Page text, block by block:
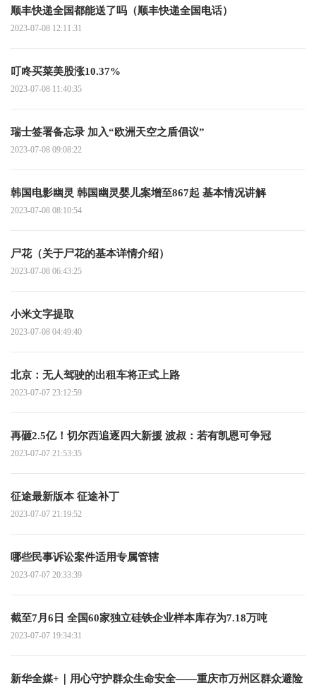
顺丰快递全国都能送了吗（顺丰快递全国电话）
2023-07-08 12:11:31
叮咚买菜美股涨10.37%
2023-07-08 11:40:35
瑞士签署备忘录 加入“欧洲天空之盾倡议”
2023-07-08 09:08:22
韩国电影幽灵 韩国幽灵婴儿案增至867起 基本情况讲解
2023-07-08 08:10:54
尸花（关于尸花的基本详情介绍）
2023-07-08 06:43:25
小米文字提取
2023-07-08 04:49:40
北京：无人驾驶的出租车将正式上路
2023-07-07 23:12:59
再砸2.5亿！切尔西追逐四大新援 波叔：若有凯恩可争冠
2023-07-07 21:53:35
征途最新版本 征途补丁
2023-07-07 21:19:52
哪些民事诉讼案件适用专属管辖
2023-07-07 20:33:39
截至7月6日 全国60家独立硅铁企业样本库存为7.18万吨
2023-07-07 19:34:31
新华全媒+｜用心守护群众生命安全——重庆市万州区群众避险